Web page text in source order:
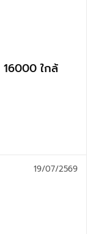
16000 ใกล้
19/07/2569